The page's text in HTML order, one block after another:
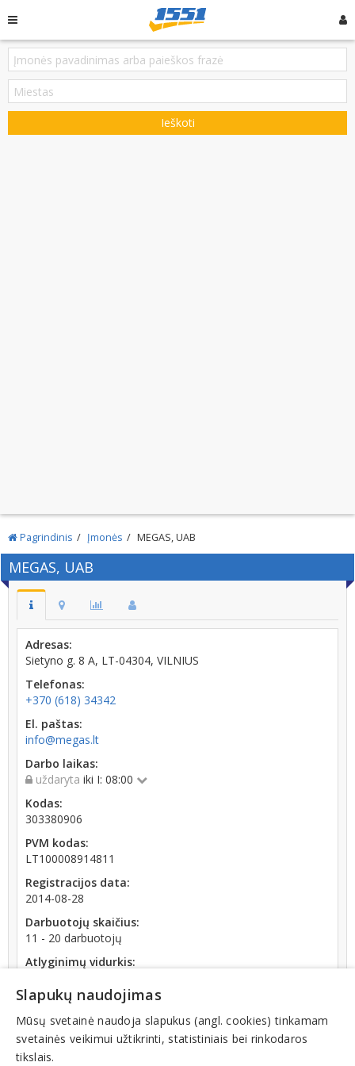
Ieškoti
Pagrindinis Įmonės MEGAS, UAB
MEGAS, UAB
Adresas:
Sietyno g. 8 A, LT-04304, VILNIUS
Telefonas:
+370 (618) 34342
El. paštas:
info@megas.lt
Darbo laikas:
uždaryta iki I: 08:00
Kodas:
303380906
PVM kodas:
LT100008914811
Registracijos data:
2014-08-28
Darbuotojų skaičius:
11 - 20 darbuotojų
Atlyginimų vidurkis:
SoDra įmokų suma:
2 568,38 € (2026 m. 06 mėn.)
Apyvarta:
295 832 €, pelnas po mokesčių -13,7 % (2025 m.)
Slapukų naudojimas
Mūsų svetainė naudoja slapukus (angl. cookies) tinkamam
svetainės veikimui užtikrinti, statistiniais bei rinkodaros
tikslais.